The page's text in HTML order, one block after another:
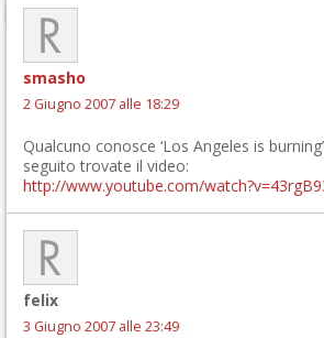
smasho
2 Giugno 2007 alle 18:29
Qualcuno conosce ‘Los Angeles is
seguito trovate il video:
http://www.youtube.com/
felix
3 Giugno 2007 alle 23:49